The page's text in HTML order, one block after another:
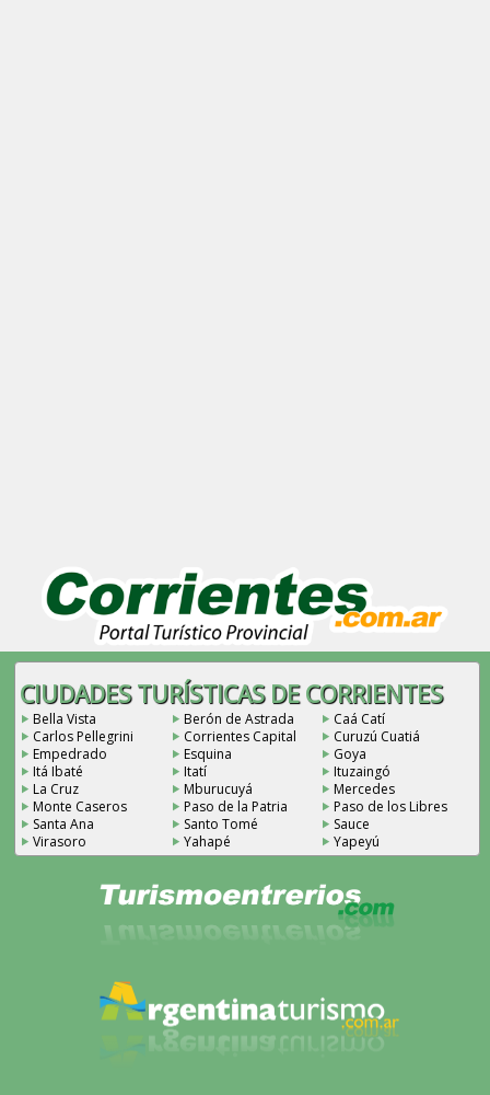
CIUDADES TURÍSTICAS DE CORRIENTES
Bella Vista Berón de Astrada
Caá Catí
Carlos Pellegrini
Corrientes Capital
Curuzú Cuatiá
Empedrado
Esquina
Goya
Itá Ibaté
Itatí
Ituzaingó
La Cruz
Mburucuyá
Mercedes
Monte Caseros
Paso de la Patria
Paso de los Libres
Santa Ana
Santo Tomé
Sauce
Virasoro
Yahapé Yapeyú